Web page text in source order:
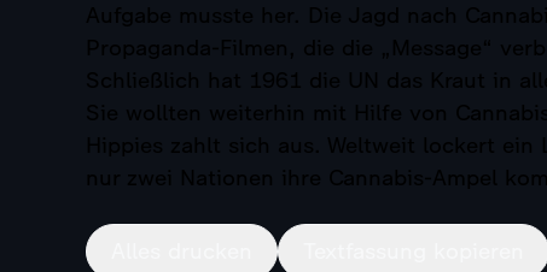
Aufgabe musste her. Die Jagd nach
Propaganda-Filmen, die die „Message“
Schließlich hat 1961 die UN das Kraut in
Sie wollten weiterhin mit Hilfe von
Hippies zahlt sich aus. Weltweit lockert ein
nur zwei Nationen ihre Cannabis-Ampel